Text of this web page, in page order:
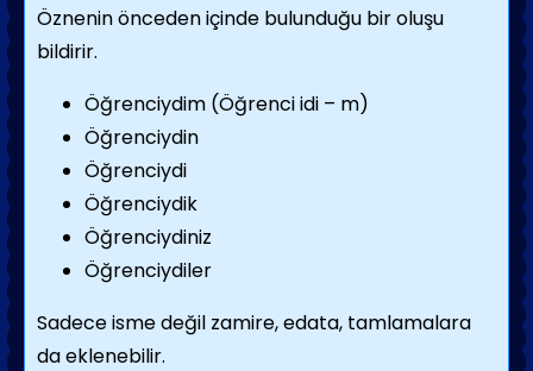
Öznenin önceden içinde bulunduğu bir oluşu
bildirir.
Öğrenciydim (Öğrenci idi – m)
Öğrenciydin
Öğrenciydi
Öğrenciydik
Öğrenciydiniz
Öğrenciydiler
Sadece isme değil zamire, edata, tamlamalara
da eklenebilir.